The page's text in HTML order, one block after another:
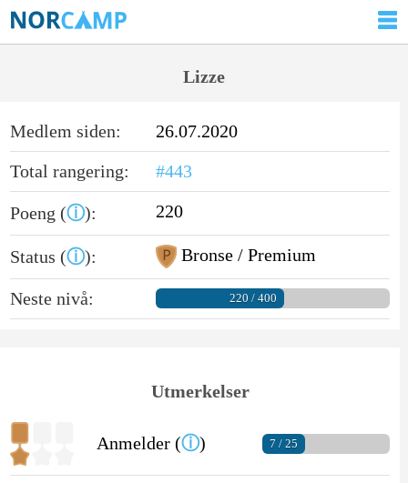
Lizze
Medlem siden:
26.07.2020
Total rangering:
#443
Poeng (ⓘ): 220
Status (ⓘ): Bronse / Premium
Neste nivå: 220 / 400
Utmerkelser
Anmelder (ⓘ) 7 / 25